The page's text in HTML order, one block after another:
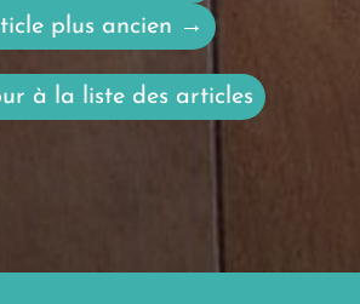
plus ancien →
à la liste des articles